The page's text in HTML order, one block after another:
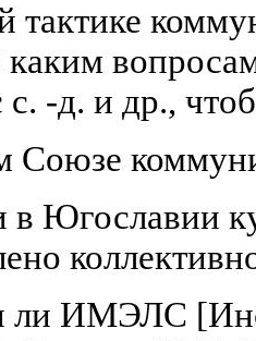
тактике
каким
-д. и др.,
Союзе
в Югославии
ли ИМЭЛС